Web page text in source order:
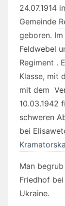
24.07.1914
Gemeinde
geboren.
Feldwebel
Regiment .
Klasse, mit
mit dem
10.03.1942
schweren
bei
Man
Friedhof
Ukraine.